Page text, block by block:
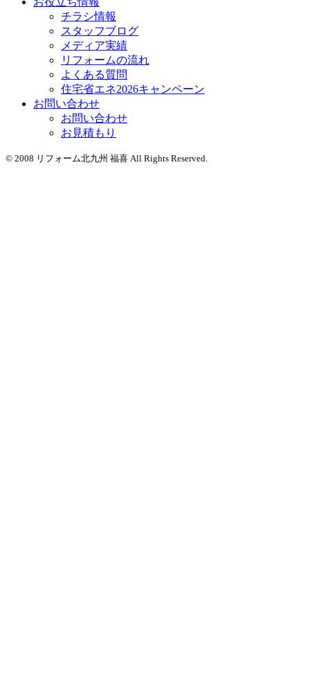
チラシ情報
スタッフブログ
メディア実績
リフォームの流れ
よくある質問
住宅省エネ2026キャンペーン
お問い合わせ
お問い合わせ
お見積もり
© 2008 リフォーム北九州 福喜 All Rights Reserved.